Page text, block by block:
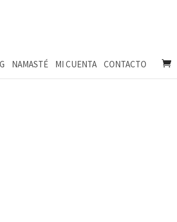
NAMASTÉ MI CUENTA CONTACTO